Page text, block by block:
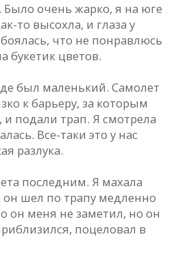
Было очень жарко, я на юге
то высохла, и глаза у
что не понравлюсь
букетик цветов.
был маленький. Самолет
к барьеру, за которым
подали трап. Я смотрела
Все-таки это у нас
разлука.
последним. Я махала
он шел по трапу медленно
он меня не заметил, но он
поцеловал в